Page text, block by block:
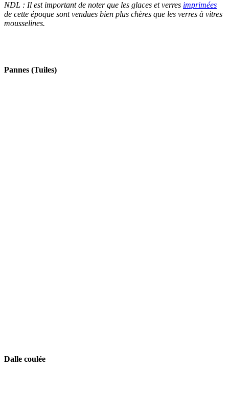
NDL : Il est important de noter que les glaces et verres imprimées
de cette époque sont vendues bien plus chères que les verres à vitres
mousselines.
Pannes (Tuiles)
Dalle coulée